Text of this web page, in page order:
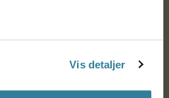
Vis detaljer